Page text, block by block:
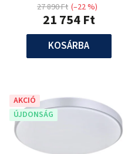
21 754 Ft
27 890 Ft (–22 %)
KOSÁRBA
AKCIÓ
ÚJDONSÁG